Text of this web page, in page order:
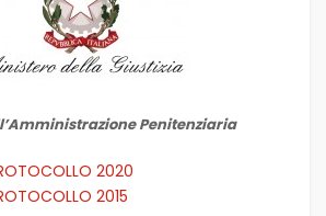
Penitenziaria
2020
2015